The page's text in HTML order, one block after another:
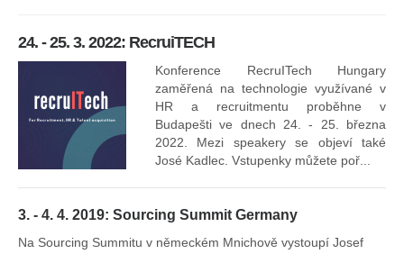
24. - 25. 3. 2022: RecruiTECH
Konference RecruITech Hungary
zaměřená na technologie využívané v
HR a recruitmentu proběhne v
Budapešti ve dnech 24. - 25. března
2022. Mezi speakery se objeví také
José Kadlec. Vstupenky můžete poř...
3. - 4. 4. 2019: Sourcing Summit Germany
Na Sourcing Summitu v německém Mnichově vystoupí Josef